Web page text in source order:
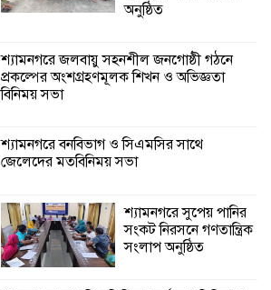
অনুষ্ঠিত
শ্যামনগরে জলবায়ু সহনশীল জনগোষ্ঠী গঠনে
প্রকল্পের অংশগ্রহণমূলক শিখন ও অভিজ্ঞতা
বিনিময় সভা
শ্যামনগরে বনবিভাগ ও সিএমসির সাথে
জেলেদের মতবিনিময় সভা
শ্যামনগরে সুপেয় পানির
সংকট নিরসনে গণতান্ত্রিক
সংলাপ অনুষ্ঠিত